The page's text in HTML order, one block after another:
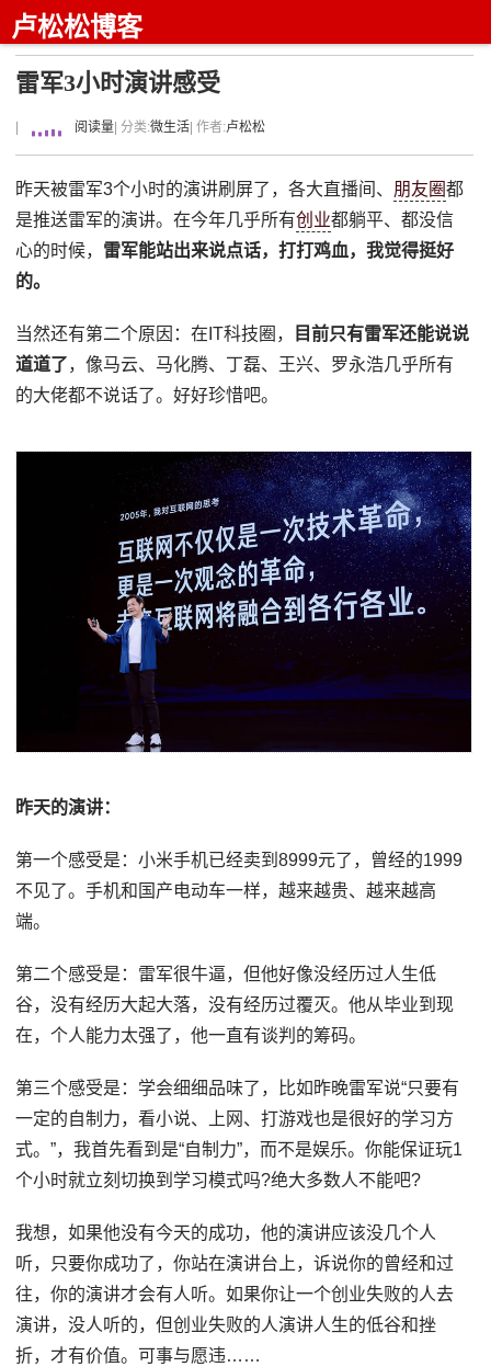
卢松松博客
雷军3小时演讲感受
阅读量 | 分类:微生活 | 作者:卢松松
昨天被雷军3个小时的演讲刷屏了，各大直播间、 朋友圈都
是推送雷军的演讲。在今年几乎所有创业都躺平、都没信
心的时候， 雷军能站出来说点话，打打鸡血，我觉得挺好
的。
当然还有第二个原因：在IT科技圈，
目前只有雷军还能说说
道道了，像马云、马化腾、丁磊、王兴、罗永浩几乎所有
的大佬都不说话了。好好珍惜吧。
昨天的演讲：
第一个感受是：小米手机已经卖到8999元了，曾经的1999
不见了。手机和国产电动车一样，越来越贵、越来越高
端。
第二个感受是：雷军很牛逼，但他好像没经历过人生低
谷，没有经历大起大落，没有经历过覆灭。他从毕业到现
在，个人能力太强了，他一直有谈判的筹码。
第三个感受是：学会细细品味了，比如昨晚雷军说“只要有
一定的自制力，看小说、上网、打游戏也是很好的学习方
式。”，我首先看到是“自制力”，而不是娱乐。你能保证玩1
个小时就立刻切换到学习模式吗?绝大多数人不能吧?
我想，如果他没有今天的成功，他的演讲应该没几个人
听，只要你成功了，你站在演讲台上，诉说你的曾经和过
往，你的演讲才会有人听。如果你让一个创业失败的人去
演讲，没人听的，但创业失败的人演讲人生的低谷和挫
折，才有价值。可事与愿违……